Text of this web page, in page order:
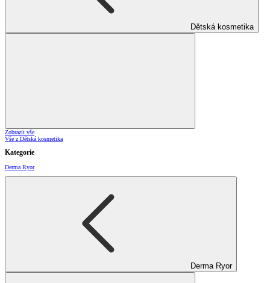
Dětská kosmetika
Zobrazit vše
Vše z Dětská kosmetika
Kategorie
Derma Ryor
Derma Ryor